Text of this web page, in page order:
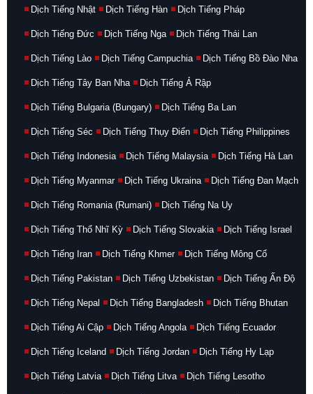
Dịch Tiếng Nhật Dịch Tiếng Hàn Dịch Tiếng Pháp
Dịch Tiếng Đức Dịch Tiếng Nga Dịch Tiếng Thái Lan
Dịch Tiếng Lào Dịch Tiếng Campuchia Dịch Tiếng Bồ Đào Nha
Dịch Tiếng Tây Ban Nha Dịch Tiếng Ả Rập
Dịch Tiếng Bulgaria (Bungary) Dịch Tiếng Ba Lan
Dịch Tiếng Séc Dịch Tiếng Thụy Điển Dịch Tiếng Philippines
Dịch Tiếng Indonesia Dịch Tiếng Malaysia Dịch Tiếng Hà Lan
Dịch Tiếng Myanmar Dịch Tiếng Ukraina Dịch Tiếng Đan Mạch
Dịch Tiếng Romania (Rumani) Dịch Tiếng Na Uy
Dịch Tiếng Thổ Nhĩ Kỳ Dịch Tiếng Slovakia Dịch Tiếng Israel
Dịch Tiếng Iran Dịch Tiếng Khmer Dịch Tiếng Mông Cổ
Dịch Tiếng Pakistan Dịch Tiếng Uzbekistan Dịch Tiếng Ấn Độ
Dịch Tiếng Nepal Dịch Tiếng Bangladesh Dịch Tiếng Bhutan
Dịch Tiếng Ai Cập Dịch Tiếng Angola Dịch Tiếng Ecuador
Dịch Tiếng Iceland Dịch Tiếng Jordan Dịch Tiếng Hy Lạp
Dịch Tiếng Latvia Dịch Tiếng Litva Dịch Tiếng Lesotho